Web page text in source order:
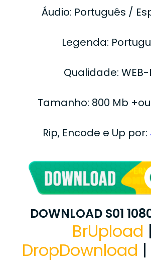
Áudio: Português /
Legenda:
Qualidade: WEB-
Tamanho: 800 Mb
Rip, Encode e Up por:
DOWNLOAD S01
BrUpload |
DropDownload |